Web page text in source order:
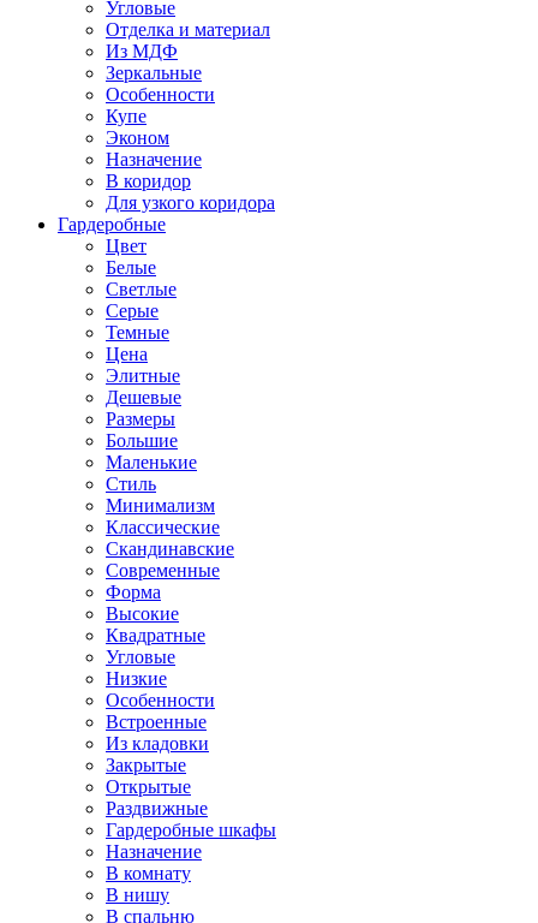
Угловые
Отделка и материал
Из МДФ
Зеркальные
Особенности
Купе
Эконом
Назначение
В коридор
Для узкого коридора
Гардеробные
Цвет
Белые
Светлые
Серые
Темные
Цена
Элитные
Дешевые
Размеры
Большие
Маленькие
Стиль
Минимализм
Классические
Скандинавские
Современные
Форма
Высокие
Квадратные
Угловые
Низкие
Особенности
Встроенные
Из кладовки
Закрытые
Открытые
Раздвижные
Гардеробные шкафы
Назначение
В комнату
В нишу
В спальню